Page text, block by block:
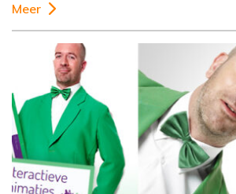
Meer